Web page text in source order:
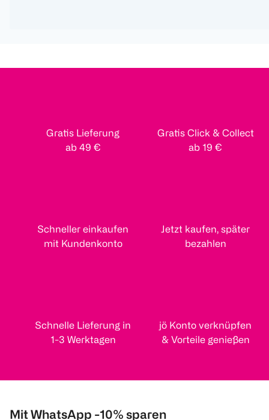
Gratis Lieferung
ab 49 €
Gratis Click & Collect
ab 19 €
Schneller einkaufen
mit Kundenkonto
Jetzt kaufen, später
bezahlen
Schnelle Lieferung in
1-3 Werktagen
jö Konto verknüpfen
& Vorteile genießen
Mit WhatsApp -10% sparen